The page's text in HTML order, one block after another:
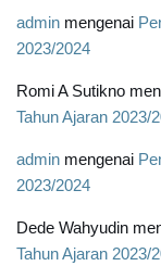
admin mengenai
2023/2024
Romi A Sutikno
Tahun Ajaran 2023/
admin mengenai
2023/2024
Dede Wahyudin
Tahun Ajaran 2023/